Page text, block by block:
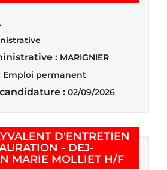
: MARIGNIER
Emploi permanent
: 02/09/2026
D'ENTRETIEN
- DEJ-
MARIE MOLLIET H/F